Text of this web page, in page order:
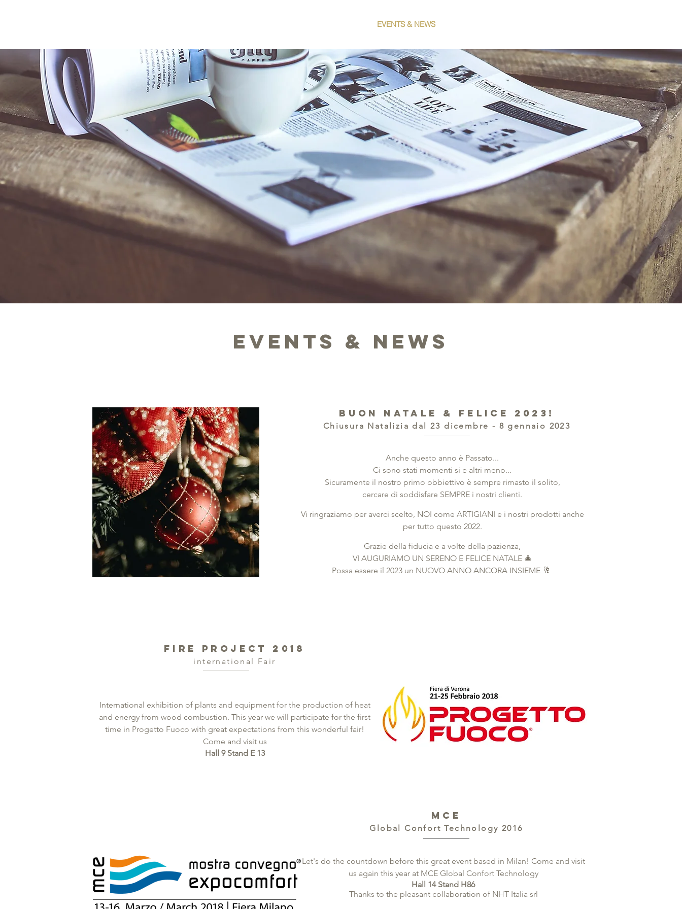
EVENTS & NEWS
M.RAVEGGI
EVENTS & NEWS
buon natale & felice 2023!
Chiusura Natalizia dal 23 dicembre - 8 gennaio 2023
Anche questo anno è Passato...
Ci sono stati momenti si e altri meno...
Sicuramente il nostro primo obbiettivo è sempre rimasto il solito,
cercare di soddisfare SEMPRE i nostri clienti.
Vi ringraziamo per averci scelto, NOI come ARTIGIANI e i nostri prodotti anche
per tutto questo 2022.
Grazie della fiducia e a volte della pazienza,
VI AUGURIAMO UN SERENO E FELICE NATALE 🎄
Possa essere il 2023 un NUOVO ANNO ANCORA INSIEME 🥂
FIRE PROJECT 2018
international Fair
International exhibition of plants and equipment for the production of heat
and energy from wood combustion. This year we will participate for the first
time in Progetto Fuoco with great expectations from this wonderful fair!
Come and visit us
Hall 9 Stand E 13
MCE
Global Confort Technology 2016
Let's do the countdown before this great event based in Milan! Come and visit
us again this year at MCE Global Confort Technology
Hall 14 Stand H86
Thanks to the pleasant collaboration of NHT Italia srl